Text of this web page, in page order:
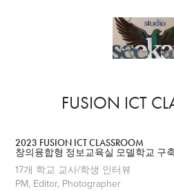
FUSION ICT
2023 FUSION ICT CLASSROOM
창의융합형 정보교육실 모델학교 구
17개 학교 교사/학생 인터뷰
PM, Editor, Photographer